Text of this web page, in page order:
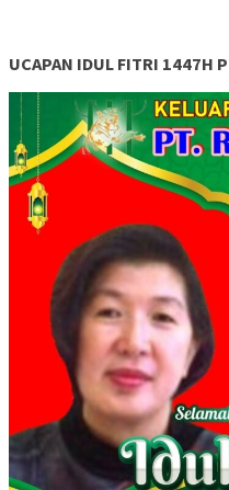
UCAPAN IDUL FITRI 1447H